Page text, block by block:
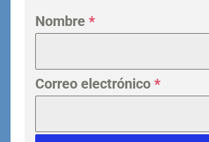
Nombre *
Correo electrónico *